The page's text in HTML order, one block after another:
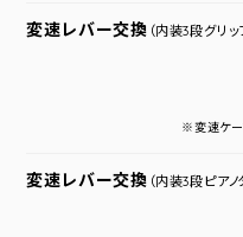
変速レバー交換 （内装3段グリッ
※変速ケー
変速レバー交換 （内装3段ピアノ